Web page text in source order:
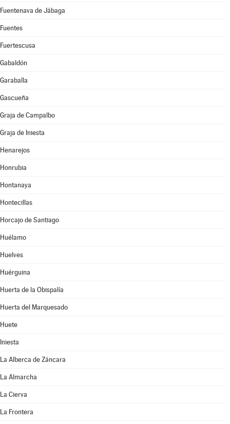
Fuentenava de Jábaga
Fuentes
Fuertescusa
Gabaldón
Garaballa
Gascueña
Graja de Campalbo
Graja de Iniesta
Henarejos
Honrubia
Hontanaya
Hontecillas
Horcajo de Santiago
Huélamo
Huelves
Huérguina
Huerta de la Obispalía
Huerta del Marquesado
Huete
Iniesta
La Alberca de Záncara
La Almarcha
La Cierva
La Frontera